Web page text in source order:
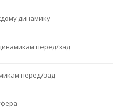
динамику
перед/зад
перед/зад